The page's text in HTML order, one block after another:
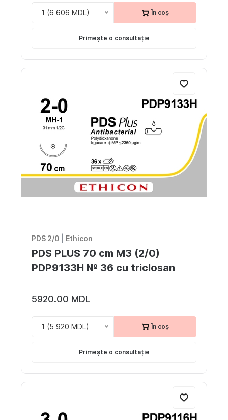
1 (6 606 MDL) În coș
Primește o consultație
PDS 2/0 Ethicon
PDS PLUS 70 cm M3 (2/0)
PDP9133H № 36 cu triclosan
5920.00 MDL
1 (5 920 MDL) În coș
Primește o consultație